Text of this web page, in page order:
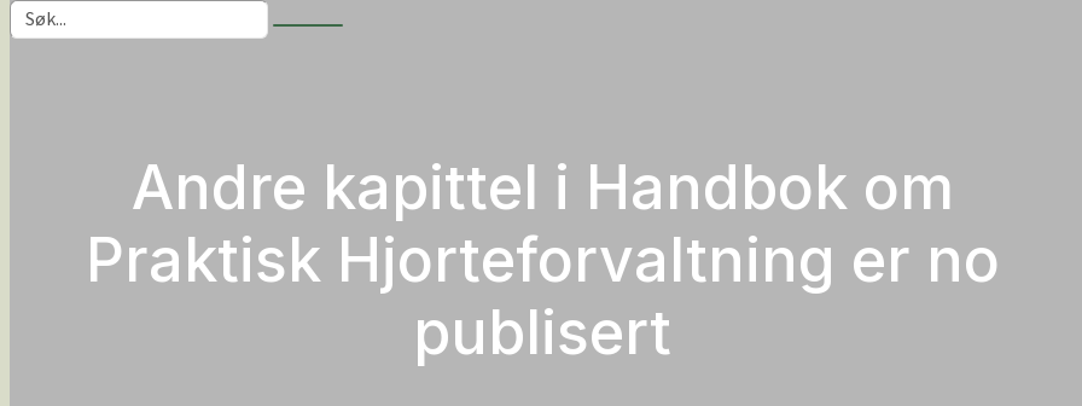
Andre kapittel i Handbok om
Praktisk Hjorteforvaltning er no
publisert